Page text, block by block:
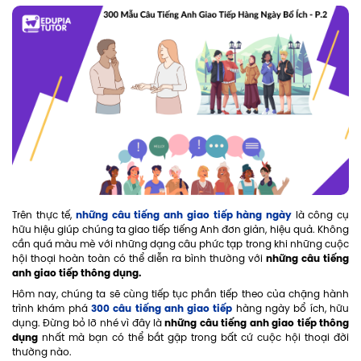
Trên thực tế,những câu tiếng anh giao tiếp hàng ngàylà công cụ
hữu hiệu giúp chúng ta giao tiếp tiếng Anh đơn giản, hiệu quả. Không
cần quá màu mè với những dạng câu phức tạp trong khi những cuộc
hội thoại hoàn toàn có thể diễn ra bình thường với những câu tiếng
anh giao tiếp thông dụng.
Hôm nay, chúng ta sẽ cùng tiếp tục phần tiếp theo của chặng hành
trình khám phá 300 câu tiếng anh giao tiếp hàng ngày bổ ích, hữu
dụng. Đừng bỏ lỡ nhé vì đây lànhững câu tiếng anh giao tiếp thông
dụng nhất mà bạn có thể bắt gặp trong bất cứ cuộc hội thoại đời
thường nào.